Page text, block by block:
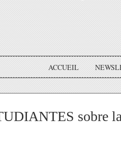
ACCUEIL
sobre la